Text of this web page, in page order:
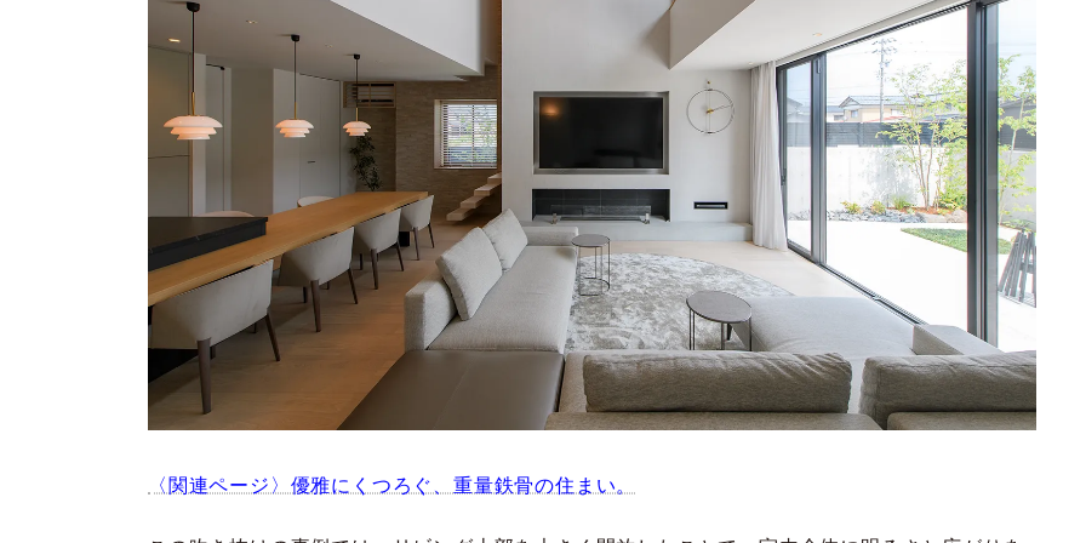
〈関連ページ〉優雅にくつろぐ、重量鉄骨の住まい。